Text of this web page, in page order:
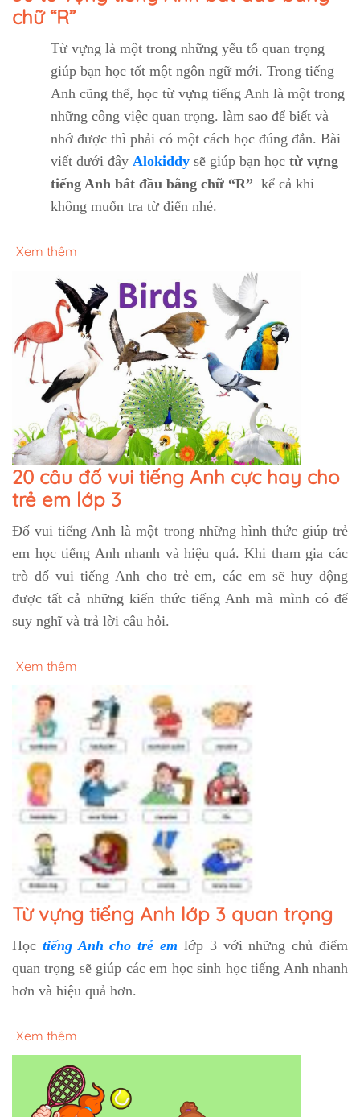
chữ “R”
Từ vựng là một trong những yếu tố quan trọng
giúp bạn học tốt một ngôn ngữ mới. Trong tiếng
Anh cũng thế, học từ vựng tiếng Anh là một trong
những công việc quan trọng. làm sao để biết và
nhớ được thì phải có một cách học đúng đắn. Bài
viết dưới đây Alokiddy sẽ giúp bạn học từ vựng
tiếng Anh bắt đầu bằng chữ “R” kể cả khi
không muốn tra từ điển nhé.
Xem thêm
20 câu đố vui tiếng Anh cực hay cho
trẻ em lớp 3
Đố vui tiếng Anh là một trong những hình thức giúp trẻ
em học tiếng Anh nhanh và hiệu quả. Khi tham gia các
trò đố vui tiếng Anh cho trẻ em, các em sẽ huy động
được tất cả những kiến thức tiếng Anh mà mình có để
suy nghĩ và trả lời câu hỏi.
Xem thêm
Từ vựng tiếng Anh lớp 3 quan trọng
Học tiếng Anh cho trẻ em lớp 3 với những chủ điểm
quan trọng sẽ giúp các em học sinh học tiếng Anh nhanh
hơn và hiệu quả hơn.
Xem thêm